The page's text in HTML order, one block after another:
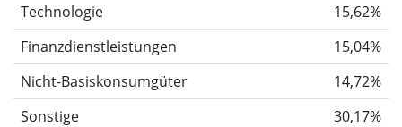
Technologie
15,62%
Finanzdienstleistungen
15,04%
Nicht-Basiskonsumgüter
14,72%
Sonstige
30,17%